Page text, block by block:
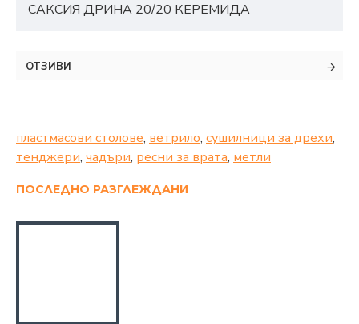
САКСИЯ ДРИНА 20/20 КЕРЕМИДА
ОТЗИВИ
пластмасови столове, ветрило, сушилници за дрехи,
тенджери, чадъри, ресни за врата, метли
ПОСЛЕДНО РАЗГЛЕЖДАНИ